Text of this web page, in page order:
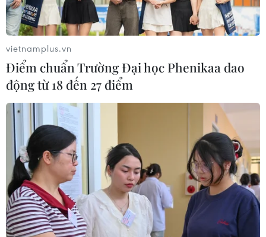
vietnamplus.vn
Điểm chuẩn Trường Đại học Phenikaa dao
động từ 18 đến 27 điểm